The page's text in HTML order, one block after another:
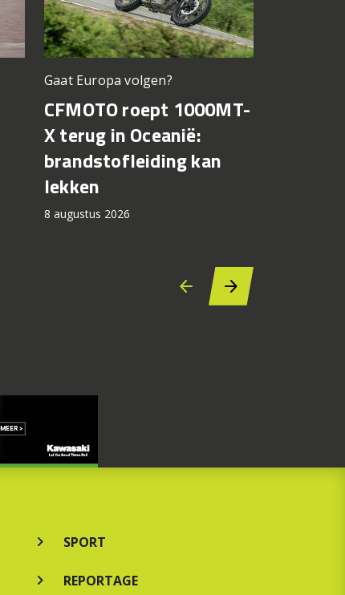
Gaat Europa volgen?
CFMOTO roept 1000MT-
X terug in Oceanië:
brandstofleiding kan
lekken
8 augustus 2026
SPORT
REPORTAGE